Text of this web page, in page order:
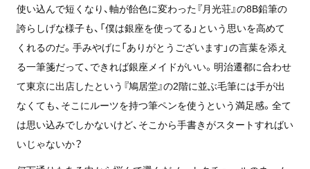
使い込んで短くなり、軸が飴色に変わった『月光荘』の8B鉛筆の
誇らしげな様子も、「僕は銀座を使ってる」という思いを高めて
くれるのだ。手みやげに「ありがとうございます」の言葉を添え
る一筆箋だって、できれば銀座メイドがいい。明治遷都に合わせ
て東京に出店したという『鳩居堂』の2階に並ぶ毛筆には手が出
なくても、そこにルーツを持つ筆ペンを使うという満足感。全て
は思い込みでしかないけど、そこから手書きがスタートすればい
いじゃないか？